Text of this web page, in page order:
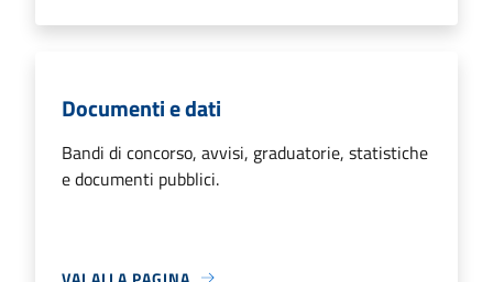
Documenti e dati
Bandi di concorso, avvisi, graduatorie, statistiche
e documenti pubblici.